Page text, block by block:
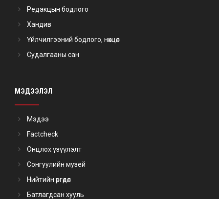
Редакцын бодлого
Хандив
Үйлчилгээний бодлого, нөхцөл
Судалгааны сан
МЭДЭЭЛЭЛ
Мэдээ
Factcheck
Онцлох үзүүлэлт
Сонгуулийн музей
Нийтийн өргөдөл
Батлагдсан хууль